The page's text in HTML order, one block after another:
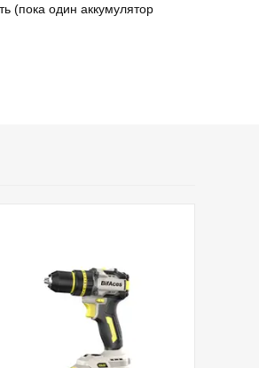
(пока один аккумулятор